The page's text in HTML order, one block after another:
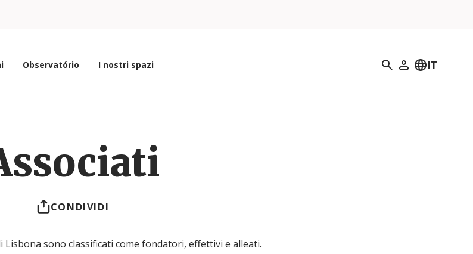
Observatório I nostri spazi Ricerca
Il mio profilo
IT
CONDIVIDI
Lisbona sono classificati come fondatori, effettivi e alleati.